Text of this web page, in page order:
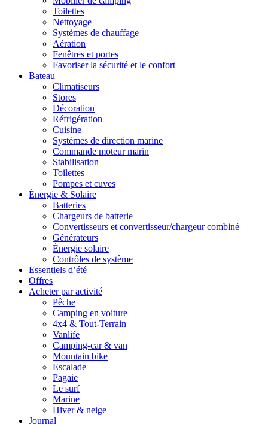
Toilettes
Nettoyage
Systèmes de chauffage
Aération
Fenêtres et portes
Favoriser la sécurité et le confort
Bateau
Climatiseurs
Stores
Décoration
Réfrigération
Cuisine
Systèmes de direction marine
Commande moteur marin
Stabilisation
Toilettes
Pompes et cuves
Énergie & Solaire
Batteries
Chargeurs de batterie
Convertisseurs et convertisseur/chargeur combiné
Générateurs
Énergie solaire
Contrôles de système
Essentiels d’été
Offres
Acheter par activité
Pêche
Camping en voiture
4x4 & Tout-Terrain
Vanlife
Camping-car & van
Mountain bike
Escalade
Pagaie
Le surf
Marine
Hiver & neige
Journal